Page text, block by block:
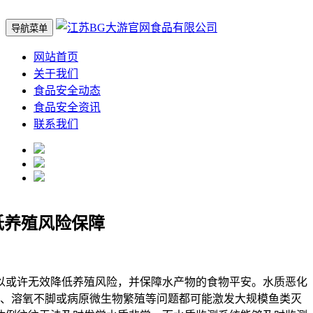
导航菜单
网站首页
关于我们
食品安全动态
食品安全资讯
联系我们
殖风险保障
无效降低养殖风险，并保障水产物的食物平安。水质恶化
溶氧不脚或病原微生物繁殖等问题都可能激发大规模鱼类灭